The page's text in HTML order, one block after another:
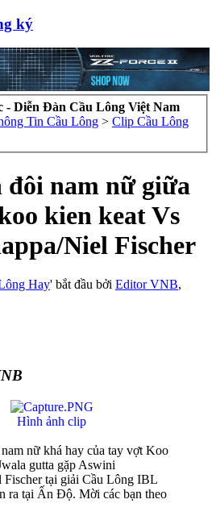
ký
Diễn Đàn Cầu Lông Việt Nam
Tin Cầu Lông > Clip Cầu Lông
nam nữ giữa
kien keat Vs
Niel Fischer
Hay' bắt đầu bởi Editor VNB,
Hình ảnh clip
nữ khá hay của tay vợt Koo
gutta gặp Aswini
Fischer tại giải Cầu Lông IBL
ra tại Ấn Độ. Mời các bạn theo